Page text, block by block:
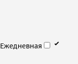
Ежедневная